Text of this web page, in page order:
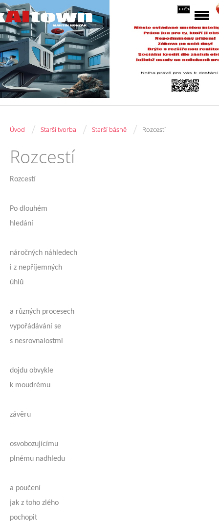
Úvod / Starší tvorba / Starší básně / Rozcestí
Rozcestí
Rozcestí
Po dlouhém
hledání
náročných náhledech
i z nepříjemných
úhlů
a různých procesech
vypořádávání se
s nesrovnalostmi
dojdu obvykle
k moudrému
závěru
osvobozujícímu
plnému nadhledu
a poučení
jak z toho zlého
pochopit